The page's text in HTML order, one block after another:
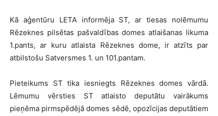
Kā aģentūru LETA informēja ST, ar tiesas nolēmumu
Rēzeknes pilsētas pašvaldības domes atlaišanas likuma
1.pants, ar kuru atlaista Rēzeknes dome, ir atzīts par
atbilstošu Satversmes 1. un 101.pantam.
Pieteikums ST tika iesniegts Rēzeknes domes vārdā.
Lēmumu vērsties ST atlaisto deputātu vairākums
pieņēma pirmspēdējā domes sēdē, opozīcijas deputātiem